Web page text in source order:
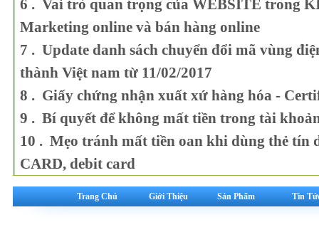
6 . Vai trò quan trọng của WEBSITE trong
Marketing online và bán hàng online
7 . Update danh sách chuyển đổi mã vùng
thành Việt nam từ 11/02/2017
8 . Giấy chứng nhận xuất xứ hàng hóa -
9 . Bí quyết để không mất tiền trong tài
10 . Mẹo tránh mất tiền oan khi dùng thẻ tín
CARD, debit card
Trang Chủ Giới Thiệu Sản Phẩm Tin